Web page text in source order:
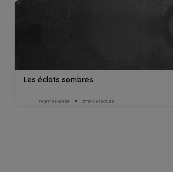
Les éclats sombres
Marine Février 3min de lecture